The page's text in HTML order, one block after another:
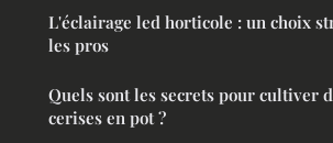
L'éclairage led horticole : un choix
les pros
Quels sont les secrets pour cultiver
cerises en pot ?